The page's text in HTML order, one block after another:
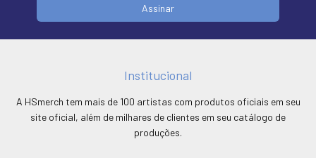
Institucional
A HSmerch tem mais de 100 artistas com produtos oficiais em seu
site oficial, além de milhares de clientes em seu catálogo de
produções.